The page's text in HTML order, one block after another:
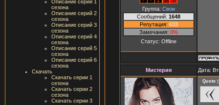
Описание серий 1
сезона
Описание серий 2
сезона
Описание серий 3
сезона
Описание серий 4
сезона
Описание серий 5
сезона
Описание серий 6
сезона
Скачать
Скачать серии 1
сезона
Скачать серии 2
сезона
Скачать серии 3
Группа: Свои
Сообщений: 1648
Репутация: 633
Замечания: 0%
Статус: Offline
Мистерия Дата:
Quote (